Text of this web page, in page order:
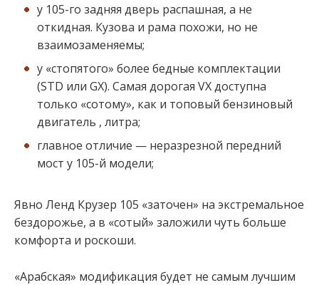
у 105-го задняя дверь распашная, а не
откидная. Кузова и рама похожи, но не
взаимозаменяемы;
у «стопятого» более бедные комплектации
(STD или GX). Самая дорогая VX доступна
только «сотому», как и топовый бензиновый
двигатель , литра;
главное отличие — неразрезной передний
мост у 105-й модели;
Явно Ленд Крузер 105 «заточен» на экстремальное
бездорожье, а в «сотый» заложили чуть больше
комфорта и роскоши.
«Арабская» модификация будет не самым лучшим